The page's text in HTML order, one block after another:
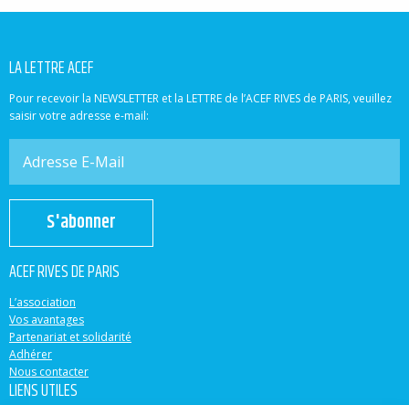
LA LETTRE ACEF
Pour recevoir la NEWSLETTER et la LETTRE de l’ACEF RIVES de PARIS, veuillez
saisir votre adresse e-mail:
S'abonner
ACEF RIVES DE PARIS
L’association
Vos avantages
Partenariat et solidarité
Adhérer
Nous contacter
LIENS UTILES